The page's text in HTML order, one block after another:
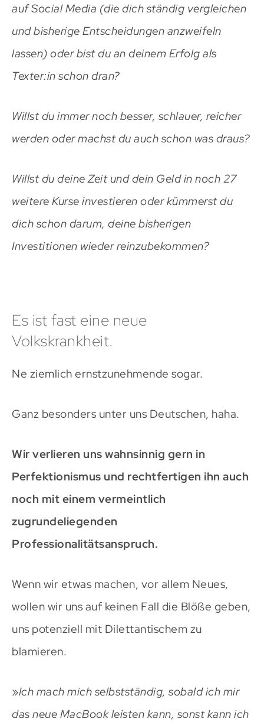
auf Social Media (die dich ständig vergleichen
und bisherige Entscheidungen anzweifeln
lassen) oder bist du an deinem Erfolg als
Texter:in schon dran?
Willst du immer noch besser, schlauer, reicher
werden oder machst du auch schon was draus?
Willst du deine Zeit und dein Geld in noch 27
weitere Kurse investieren oder kümmerst du
dich schon darum, deine bisherigen
Investitionen wieder reinzubekommen?
Es ist fast eine neue
Volkskrankheit.
Ne ziemlich ernstzunehmende sogar.
Ganz besonders unter uns Deutschen, haha.
Wir verlieren uns wahnsinnig gern in
Perfektionismus und rechtfertigen ihn auch
noch mit einem vermeintlich
zugrundeliegenden
Professionalitätsanspruch.
Wenn wir etwas machen, vor allem Neues,
wollen wir uns auf keinen Fall die Blöße geben,
uns potenziell mit Dilettantischem zu
blamieren.
»Ich mach mich selbstständig, sobald ich mir
das neue MacBook leisten kann, sonst kann ich